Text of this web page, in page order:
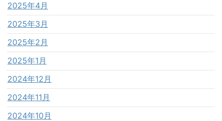
2025年4月
2025年3月
2025年2月
2025年1月
2024年12月
2024年11月
2024年10月